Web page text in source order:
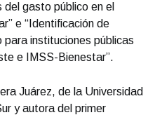
gasto público en el
e “Identificación de
instituciones públicas
e IMSS-Bienestar”.
Juárez, de la Universidad
y autora del primer